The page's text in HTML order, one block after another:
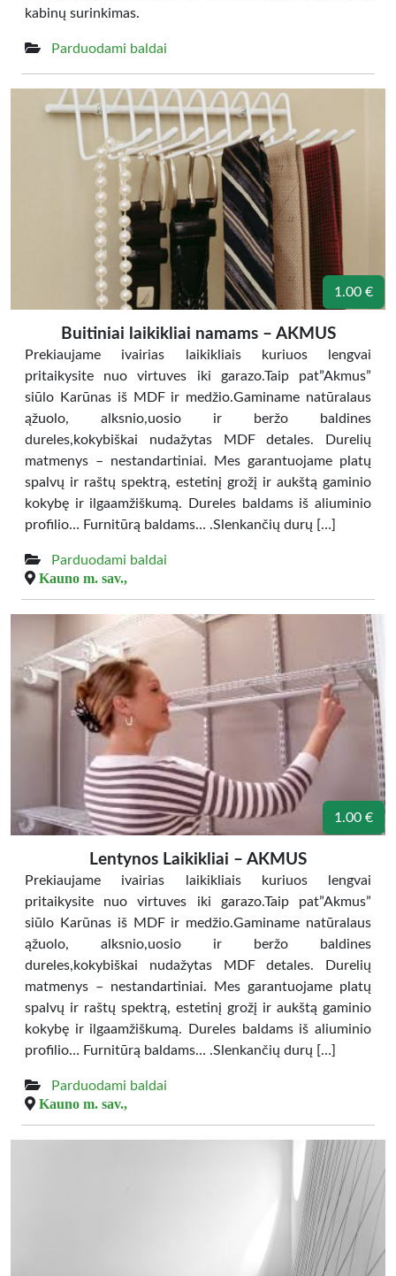
kabinų surinkimas.
Parduodami baldai
1.00 €
Buitiniai laikikliai namams – AKMUS
Prekiaujame ivairias laikikliais kuriuos lengvai
pritaikysite nuo virtuves iki garazo.Taip pat”Akmus”
siūlo Karūnas iš MDF ir medžio.Gaminame natūralaus
ąžuolo, alksnio,uosio ir beržo baldines
dureles,kokybiškai nudažytas MDF detales. Durelių
matmenys – nestandartiniai. Mes garantuojame platų
spalvų ir raštų spektrą, estetinį grožį ir aukštą gaminio
kokybę ir ilgaamžiškumą. Dureles baldams iš aliuminio
profilio… Furnitūrą baldams… .Slenkančių durų […]
Parduodami baldai
Kauno m. sav.,
1.00 €
Lentynos Laikikliai – AKMUS
Prekiaujame ivairias laikikliais kuriuos lengvai
pritaikysite nuo virtuves iki garazo.Taip pat”Akmus”
siūlo Karūnas iš MDF ir medžio.Gaminame natūralaus
ąžuolo, alksnio,uosio ir beržo baldines
dureles,kokybiškai nudažytas MDF detales. Durelių
matmenys – nestandartiniai. Mes garantuojame platų
spalvų ir raštų spektrą, estetinį grožį ir aukštą gaminio
kokybę ir ilgaamžiškumą. Dureles baldams iš aliuminio
profilio… Furnitūrą baldams… .Slenkančių durų […]
Parduodami baldai
Kauno m. sav.,